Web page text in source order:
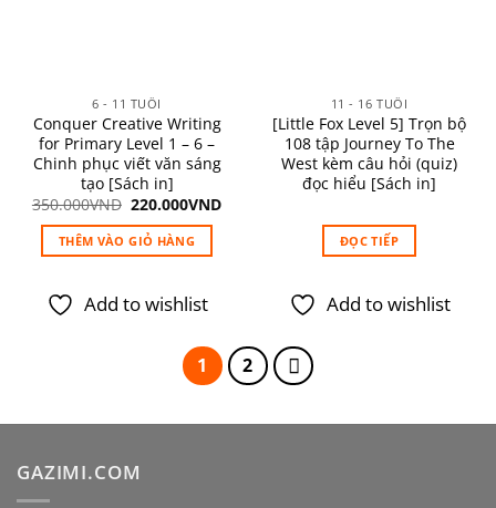
6 - 11 TUỔI
Conquer Creative Writing
for Primary Level 1 – 6 –
Chinh phục viết văn sáng
tạo [Sách in]
350.000VND Giá
là:
350.000VND.
220.000VNDGiá
THÊM VÀO GIỎ HÀNG
Add to wishlist
11 - 16 TUỔI
[Little Fox Level 5] Trọn bộ
108 tập Journey To The
West kèm câu hỏi (quiz)
đọc hiểu [Sách in]
ĐỌC TIẾP
Add to wishlist
1 2
GAZIMI.COM